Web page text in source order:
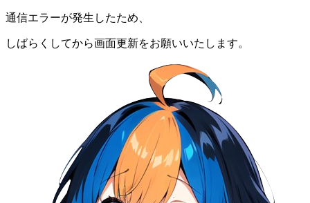
通信エラーが発生したため、
しばらくしてから画面更新をお願いいたします。